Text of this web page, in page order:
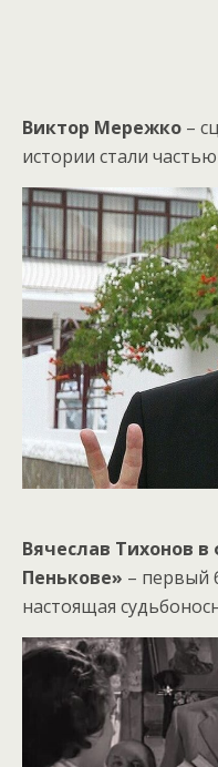
Виктор Мережко –
истории стали
Вячеслав Тихонов
Пенькове» – первый
настоящая